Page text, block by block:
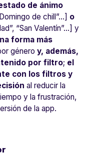
de ánimo
de chill”...] o
“San Valentín”…] y
forma más
género y, además,
por filtro; el
con los filtros y
al reducir la
y la frustración,
de la app.